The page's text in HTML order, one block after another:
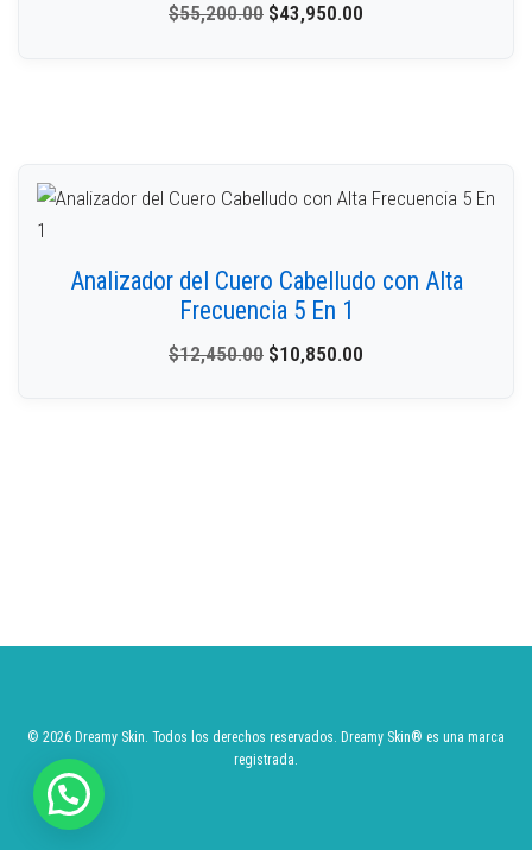
$55,200.00 $43,950.00
Analizador del Cuero Cabelludo con Alta
Frecuencia 5 En 1
$12,450.00 $10,850.00
© 2026 Dreamy Skin. Todos los derechos reservados. Dreamy Skin® es una marca
registrada.